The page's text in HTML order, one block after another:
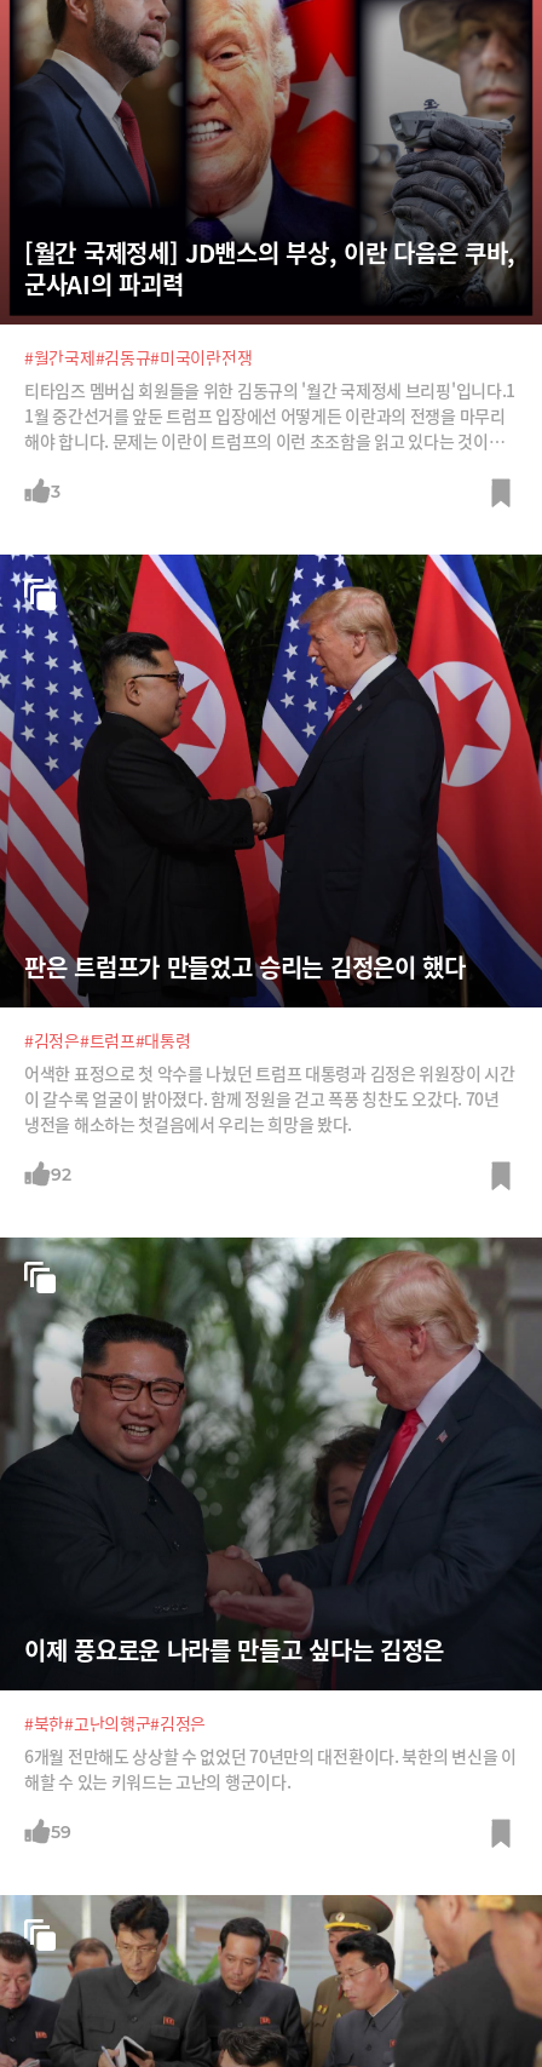
[월간 국제정세] JD밴스의 부상, 이란 다음은 쿠바,
군사AI의 파괴력
#월간국제#김동규#미국이란전쟁
티타임즈 멤버십 회원들을 위한 김동규의 '월간 국제정세 브리핑'입니다.1
1월 중간선거를 앞둔 트럼프 입장에선 어떻게든 이란과의 전쟁을 마무리
해야 합니다. 문제는 이란이 트럼프의 이런 초조함을 읽고 있다는 것이죠.
핑의 베이징 회담을 앞두고 왕이 중국 외교부장이 평양에서 김정은을 만났
력에 대해 짚어봅니다.
3
판은 트럼프가 만들었고 승리는 김정은이 했다
#김정은#트럼프#대통령
어색한 표정으로 첫 악수를 나눴던 트럼프 대통령과 김정은 위원장이 시간
이 갈수록 얼굴이 밝아졌다. 함께 정원을 걷고 폭풍 칭찬도 오갔다. 70년
냉전을 해소하는 첫걸음에서 우리는 희망을 봤다.
92
이제 풍요로운 나라를 만들고 싶다는 김정은
#북한#고난의행군#김정은
6개월 전만해도 상상할 수 없었던 70년만의 대전환이다. 북한의 변신을 이
해할 수 있는 키워드는 고난의 행군이다.
59